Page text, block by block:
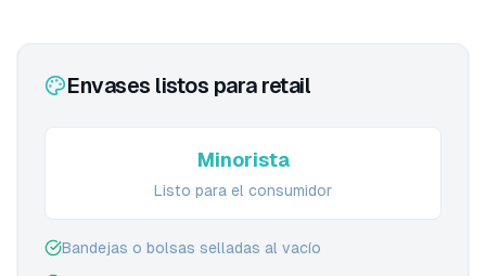
Envases listos para retail
Minorista
Listo para el consumidor
Bandejas o bolsas selladas al vacío